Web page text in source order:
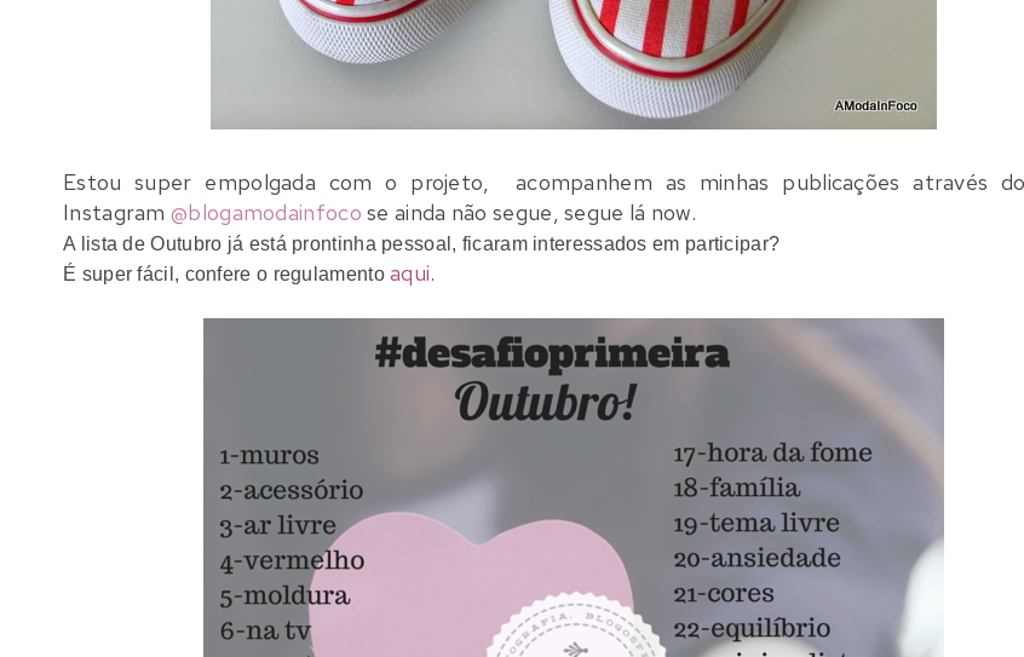
Estou super empolgada com o projeto, acompanhem as minhas publicações através
Instagram @blogamodainfoco se ainda não segue, segue lá now.
A lista de Outubro já está prontinha pessoal, ficaram interessados em participar?
É super fácil, confere o regulamento aqui.